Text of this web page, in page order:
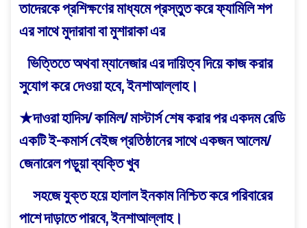
তাদেরকে প্রশিক্ষণের মাধ্যমে প্রস্তুত করে ফ্যামিলি শপ
এর সাথে মুদারাবা বা মুশারাকা এর
ভিত্তিতে অথবা ম্যানেজার এর দায়িত্বদিয়ে কাজ করার
সুযোগ করে দেওয়া হবে, ইনশাআল্লাহ।
★দাওরা হাদিস/ কামিল/ মাস্টার্স শেষ করার পর একদম রেডি
একটি ই-কমার্স বেইজ প্রতিষ্ঠানের সাথে একজন আলেম/
জেনারেল পড়ুয়া ব্যক্তি খুব
সহজে যুক্ত হয়ে হালাল ইনকামনিশ্চিত করে পরিবারের
পাশে দাড়াতে পারবে, ইনশাআল্লাহ।